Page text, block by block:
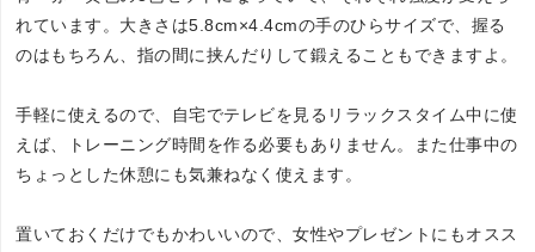
れています。大きさは5.8cm×4.4cmの手のひらサイズで、握る
のはもちろん、指の間に挟んだりして鍛えることもできますよ。
手軽に使えるので、自宅でテレビを見るリラックスタイム中に使
えば、トレーニング時間を作る必要もありません。また仕事中の
ちょっとした休憩にも気兼ねなく使えます。
置いておくだけでもかわいいので、女性やプレゼントにもオスス